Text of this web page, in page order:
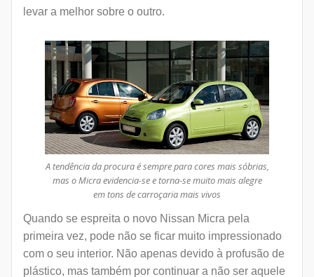
levar a melhor sobre o outro.
A tendência da procura é sempre para cores mais sóbrias,
mas o Micra evidencia-se e torna-se muito mais alegre
em tons de carroçaria mais vivos
Quando se espreita o novo Nissan Micra pela
primeira vez, pode não se ficar muito impressionado
com o seu interior. Não apenas devido à profusão de
plástico, mas também por continuar a não ser aquele